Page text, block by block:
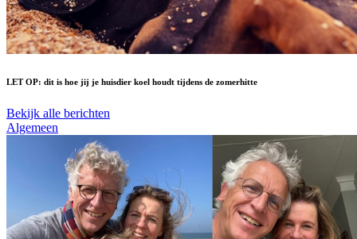
LET OP: dit is hoe jij je huisdier koel houdt tijdens de zomerhitte
Bekijk alle berichten
Algemeen